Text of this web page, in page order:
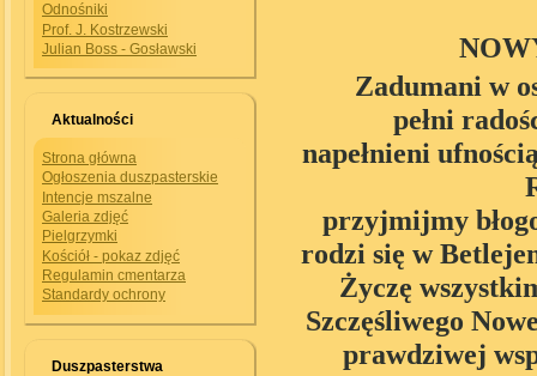
Odnośniki
Prof. J. Kostrzewski
Julian Boss - Gosławski
Aktualności
Strona główna
Ogłoszenia duszpasterskie
Intencje mszalne
Galeria zdjęć
Pielgrzymki
Kościół - pokaz zdjęć
Regulamin cmentarza
Standardy ochrony
Duszpasterstwa
Zadumani w
pełni
napełnieni
przyjmijmy
rodzi się w
Życzę
Szczęśliwego
prawdziwej